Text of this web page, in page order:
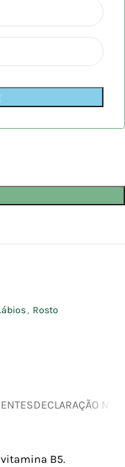
, Rosto
DECLARAÇÃO
B5.